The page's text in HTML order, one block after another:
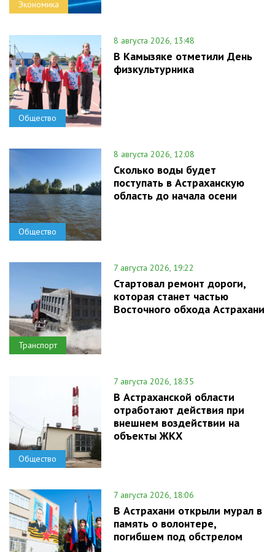
Экономика
Общество
8 августа 2026, 13:48
В Камызяке отметили День
физкультурника
Общество
8 августа 2026, 12:08
Сколько воды будет
поступать в Астраханскую
область до начала осени
Транспорт
7 августа 2026, 19:22
Стартовал ремонт дороги,
которая станет частью
Восточного обхода Астрахани
Общество
7 августа 2026, 18:35
В Астраханской области
отработают действия при
внешнем воздействии на
объекты ЖКХ
7 августа 2026, 18:06
В Астрахани открыли мурал в
память о волонтере,
погибшем под обстрелом